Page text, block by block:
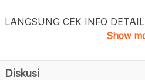
LANGSUNG CEK INFO
Show
Diskusi